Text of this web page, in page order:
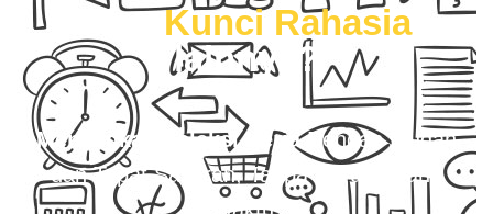
MauKunci Rahasia
lainnya?
Menangkan Seleksi KerjaDengan Mudah
dan Tepat Sasaran, Tanpa Harus Buang